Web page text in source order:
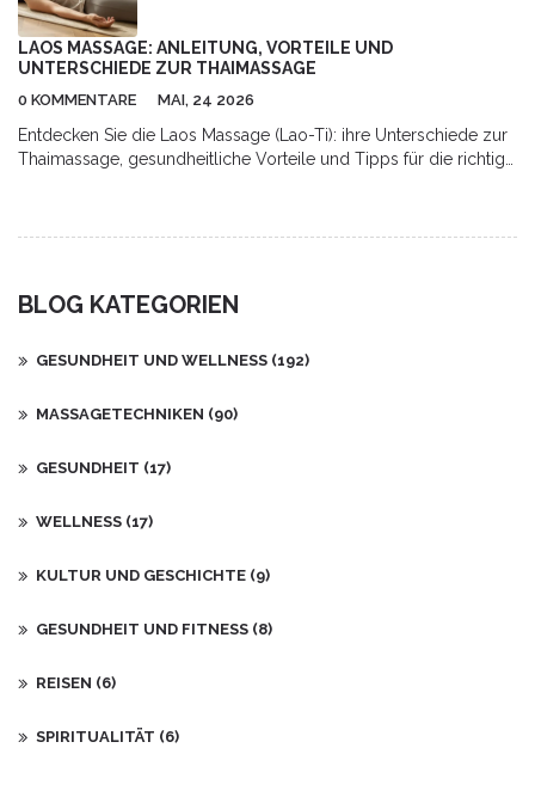
Anfänger und nützliche Fakten machen das Thema direkt
greifbar.
LAOS MASSAGE: ANLEITUNG, VORTEILE UND
UNTERSCHIEDE ZUR THAIMASSAGE
0 KOMMENTARE MAI, 24 2026
Entdecken Sie die Laos Massage (Lao-Ti): ihre Unterschiede zur
Thaimassage, gesundheitliche Vorteile und Tipps für die richtige
BLOG KATEGORIEN
GESUNDHEIT UND WELLNESS (192)
MASSAGETECHNIKEN (90)
GESUNDHEIT (17)
WELLNESS (17)
KULTUR UND GESCHICHTE (9)
GESUNDHEIT UND FITNESS (8)
REISEN (6)
SPIRITUALITÄT (6)